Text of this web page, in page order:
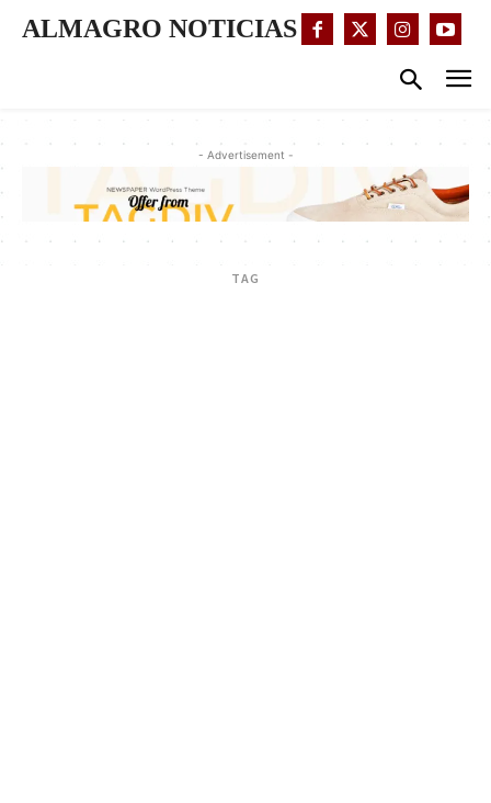
ALMAGRO NOTICIAS
- Advertisement -
TAG